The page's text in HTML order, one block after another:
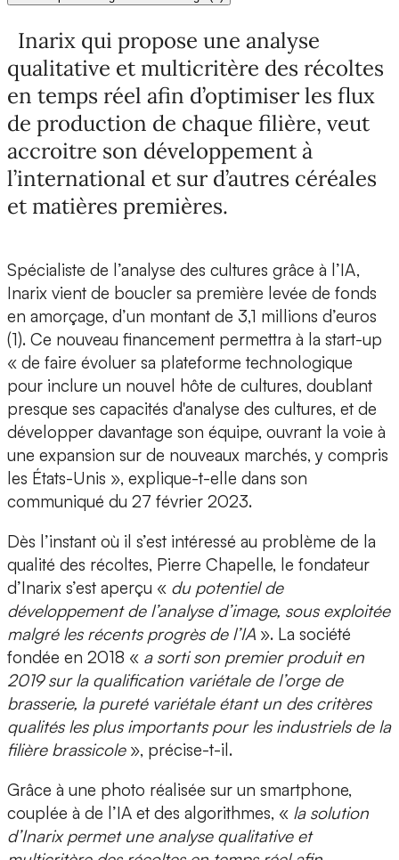
Inarix qui propose une analyse
qualitative et multicritère des récoltes
en temps réel afin d’optimiser les flux
de production de chaque filière, veut
accroitre son développement à
l’international et sur d’autres céréales
et matières premières.
Spécialiste de l’analyse des cultures grâce à l’IA,
Inarix vient de boucler sa première levée de fonds
en amorçage, d’un montant de 3,1 millions d’euros
(1). Ce nouveau financement permettra à la start-up
« de faire évoluer sa plateforme technologique
pour inclure un nouvel hôte de cultures, doublant
presque ses capacités d'analyse des cultures, et de
développer davantage son équipe, ouvrant la voie à
une expansion sur de nouveaux marchés, y compris
les États-Unis », explique-t-elle dans son
communiqué du 27 février 2023.
Dès l’instant où il s’est intéressé au problème de la
qualité des récoltes, Pierre Chapelle, le fondateur
d’Inarix s’est aperçu « du potentiel de
développement de l’analyse d’image, sous exploitée
malgré les récents progrès de l’IA ». La société
fondée en 2018 « a sorti son premier produit en
2019 sur la qualification variétale de l’orge de
brasserie, la pureté variétale étant un des critères
qualités les plus importants pour les industriels de la
filière brassicole», précise-t-il.
Grâce à une photo réalisée sur un smartphone,
couplée à de l’IA et des algorithmes, « la solution
d’Inarix permet une analyse qualitative et